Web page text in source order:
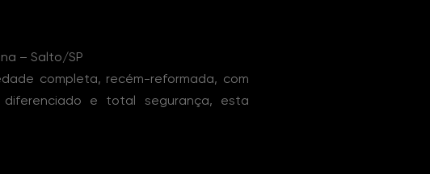
– Salto/SP
completa, recém-reformada, com
diferenciado e total segurança, esta